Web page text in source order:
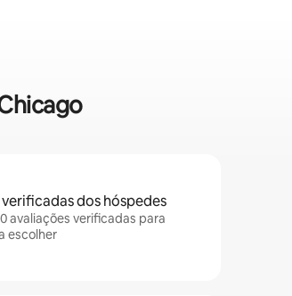
dos hóspedes
avaliações verificadas para
escolher